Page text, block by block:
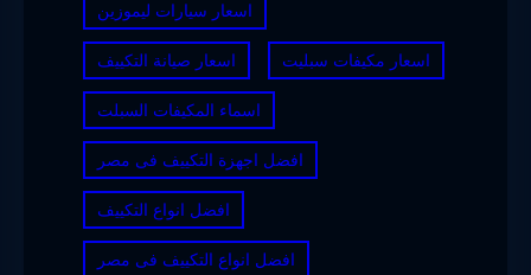
اسعار سيارات ليموزين
اسعار صيانة التكييف اسعار مكيفات سبليت
اسماء المكيفات السبلت
افضل اجهزة التكييف فى مصر
افضل انواع التكييف
افضل انواع التكييف فى مصر